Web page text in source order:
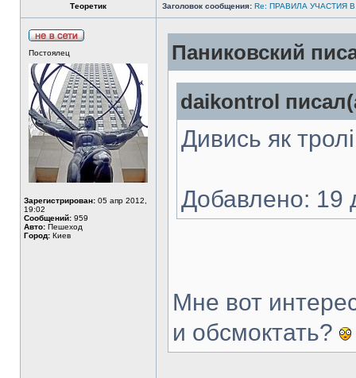
Теоретик Заголовок сообщения: Re: ПРАВИЛА УЧАСТИЯ
Постоялец
Зарегистрирован: 05 апр 2012,
19:02
Сообщений: 959
Авто: Пешеход
Город: Киев
Паниковский
daikontrol
Дивись як
Добавлено: 19
Мне вот
и обсмоктать?